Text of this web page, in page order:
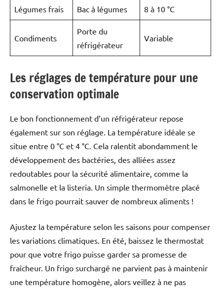
Légumes frais Bac à légumes 8 à 10 °C
Condiments
Porte du
réfrigérateur
Variable
Les réglages de température pour une
conservation optimale
Le bon fonctionnement d’un réfrigérateur repose
également sur son réglage. La température idéale se
situe entre 0 °C et 4 °C. Cela ralentit abondamment le
développement des bactéries, des alliées assez
redoutables pour la sécurité alimentaire, comme la
salmonelle et la listeria. Un simple thermomètre placé
dans le frigo pourrait sauver de nombreux aliments !
Ajustez la température selon les saisons pour compenser
les variations climatiques. En été, baissez le thermostat
pour que votre frigo puisse garder sa promesse de
fraîcheur. Un frigo surchargé ne parvient pas à maintenir
une température homogène, alors veillez à ne pas